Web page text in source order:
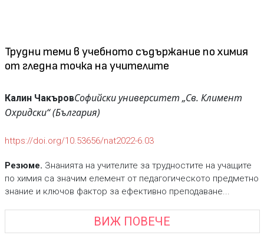
Трудни теми в учебното съдържание по химия
от гледна точка на учителите
Калин ЧакъровСофийски университет „Св. Климент
Охридски“ (България)
https://doi.org/10.53656/nat2022-6.03
Резюме. Знанията на учителите за трудностите на учащите
по химия са значим елемент от педагогическото предметно
знание и ключов фактор за ефективно преподаване...
ВИЖ ПОВЕЧЕ